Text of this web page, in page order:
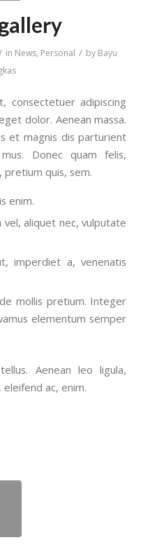
in News, Personal / by Bayu
consectetuer adipiscing
dolor. Aenean massa.
et magnis dis parturient
Donec quam felis,
pretium quis, sem.
enim.
aliquet nec, vulputate
imperdiet a, venenatis
mollis pretium. Integer
elementum semper
Aenean leo ligula,
ac, enim.